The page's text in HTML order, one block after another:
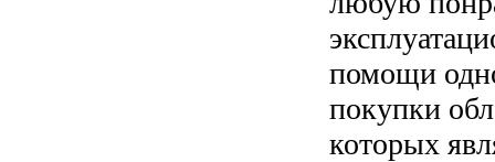
помощи
покупки
которых